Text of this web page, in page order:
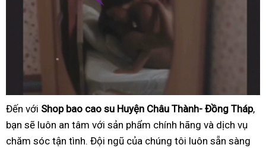
Đến với Shop bao cao su Huyện Châu Thành- Đồng Tháp,
bạn sẽ luôn an tâm với sản phẩm chính hãng và dịch vụ
chăm sóc tận tình. Đội ngũ của chúng tôi luôn sẵn sàng